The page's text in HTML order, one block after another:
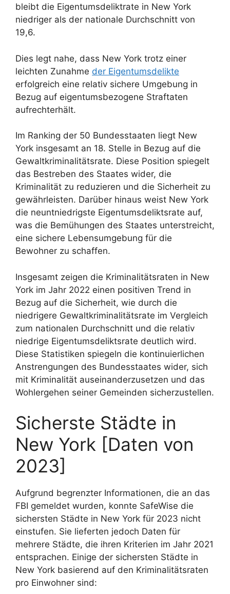
bleibt die Eigentumsdeliktrate in New York
niedriger als der nationale Durchschnitt von
19,6.
Dies legt nahe, dass New York trotz einer
leichten Zunahme der Eigentumsdelikte
erfolgreich eine relativ sichere Umgebung in
Bezug auf eigentumsbezogene Straftaten
aufrechterhält.
Im Ranking der 50 Bundesstaaten liegt New
York insgesamt an 18. Stelle in Bezug auf die
Gewaltkriminalitätsrate. Diese Position spiegelt
das Bestreben des Staates wider, die
Kriminalität zu reduzieren und die Sicherheit zu
gewährleisten. Darüber hinaus weist New York
die neuntniedrigste Eigentumsdeliktsrate auf,
was die Bemühungen des Staates unterstreicht,
eine sichere Lebensumgebung für die
Bewohner zu schaffen.
Insgesamt zeigen die Kriminalitätsraten in New
York im Jahr 2022 einen positiven Trend in
Bezug auf die Sicherheit, wie durch die
niedrigere Gewaltkriminalitätsrate im Vergleich
zum nationalen Durchschnitt und die relativ
niedrige Eigentumsdeliktsrate deutlich wird.
Diese Statistiken spiegeln die kontinuierlichen
Anstrengungen des Bundesstaates wider, sich
mit Kriminalität auseinanderzusetzen und das
Wohlergehen seiner Gemeinden sicherzustellen.
Sicherste Städte in
New York [Daten von
2023]
Aufgrund begrenzter Informationen, die an das
FBI gemeldet wurden, konnte SafeWise die
sichersten Städte in New York für 2023 nicht
einstufen. Sie lieferten jedoch Daten für
mehrere Städte, die ihren Kriterien im Jahr 2021
entsprachen. Einige der sichersten Städte in
New York basierend auf den Kriminalitätsraten
pro Einwohner sind: